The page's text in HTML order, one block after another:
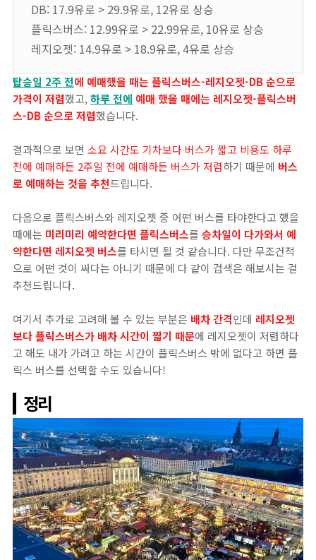
DB: 17.9유로 > 29.9유로, 12유로 상승
플릭스버스: 12.99유로 > 22.99유로, 10유로 상승
레지오젯: 14.9유로 > 18.9유로, 4유로 상승
탑승일 2주 전에 예매했을 때는 플릭스버스-레지오젯-DB 순으로
가격이 저렴했고, 하루 전에 예매 했을 때에는 레지오젯-플릭스버
스-DB 순으로 저렴했습니다.
결과적으로 보면 소요 시간도 기차보다 버스가 짧고 비용도 하루
전에 예매하든 2주일 전에 예매하든 버스가 저렴하기 때문에 버스
로 예매하는 것을 추천드립니다.
다음으로 플릭스버스와 레지오젯 중 어떤 버스를 타야한다고 했을
때에는 미리미리 예약한다면 플릭스버스를 승차일이 다가와서 예
약한다면 레지오젯 버스를 타시면 될 것 같습니다. 다만 무조건적
으로 어떤 것이 싸다는 아니기 때문에 다 같이 검색은 해보시는 걸
추천드립니다.
여기서 추가로 고려해 볼 수 있는 부분은 배차 간격인데 레지오젯
보다 플릭스버스가 배차 시간이 짧기 때문에 레지오젯이 저렴하다
고 해도 내가 가려고 하는 시간이 플릭스버스 밖에 없다고 하면 플
릭스 버스를 선택할 수도 있습니다!
정리